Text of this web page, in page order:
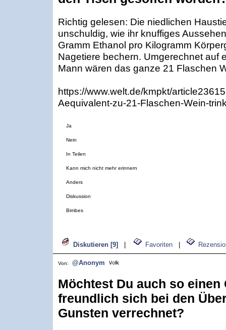
Richtig gelesen: Die niedlichen
unschuldig, wie ihr knuffiges
Gramm Ethanol pro Kilogramm
Nagetiere bechern. Umgerechnet auf
Mann wären das ganze 21 Flaschen
https://www.welt.de/kmpkt/
Aequivalent-zu-21-Flaschen-Wein-
Ja
Nein
In Teilen
Kann mich nicht mehr erinnern
Anders
Diskussion
Bimbes
Diskutieren [9] Favoriten
Von: @Anonym
Möchtest Du auch so einen
freundlich sich bei den
Gunsten verrechnet?